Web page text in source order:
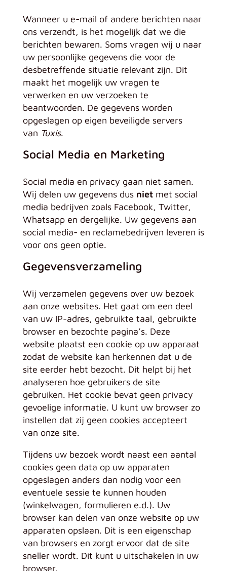
Wanneer u e-mail of andere berichten naar
ons verzendt, is het mogelijk dat we die
berichten bewaren. Soms vragen wij u naar
uw persoonlijke gegevens die voor de
desbetreffende situatie relevant zijn. Dit
maakt het mogelijk uw vragen te
verwerken en uw verzoeken te
beantwoorden. De gegevens worden
opgeslagen op eigen beveiligde servers
van Tuxis.
Social Media en Marketing
Social media en privacy gaan niet samen.
Wij delen uw gegevens dus niet met social
media bedrijven zoals Facebook, Twitter,
Whatsapp en dergelijke. Uw gegevens aan
social media- en reclamebedrijven leveren is
voor ons geen optie.
Gegevensverzameling
Wij verzamelen gegevens over uw bezoek
aan onze websites. Het gaat om een deel
van uw IP-adres, gebruikte taal, gebruikte
browser en bezochte pagina’s. Deze
website plaatst een cookie op uw apparaat
zodat de website kan herkennen dat u de
site eerder hebt bezocht. Dit helpt bij het
analyseren hoe gebruikers de site
gebruiken. Het cookie bevat geen privacy
gevoelige informatie. U kunt uw browser zo
instellen dat zij geen cookies accepteert
van onze site.
Tijdens uw bezoek wordt naast een aantal
cookies geen data op uw apparaten
opgeslagen anders dan nodig voor een
eventuele sessie te kunnen houden
(winkelwagen, formulieren e.d.). Uw
browser kan delen van onze website op uw
apparaten opslaan. Dit is een eigenschap
van browsers en zorgt ervoor dat de site
sneller wordt. Dit kunt u uitschakelen in uw
browser.